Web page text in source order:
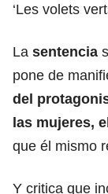
‘Les volets
La sentencia
pone de
del
las mujeres,
que él mismo
Y critica que